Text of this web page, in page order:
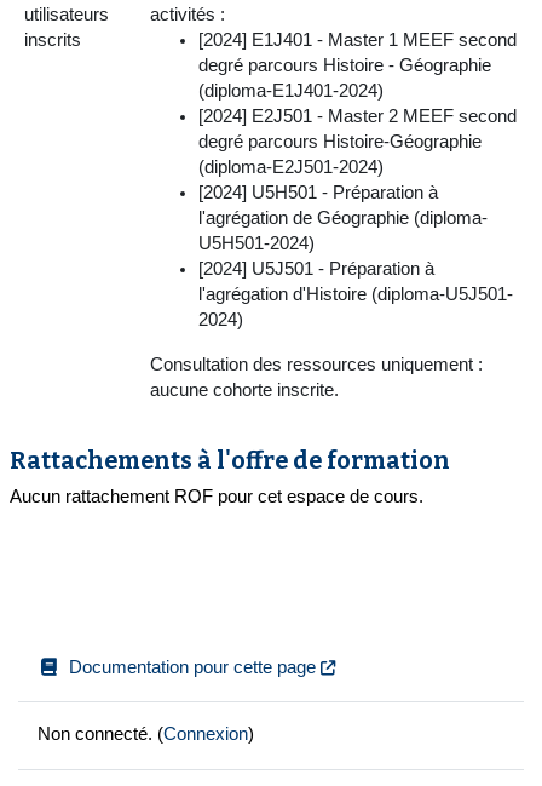
utilisateurs
inscrits
activités :
[2024] E1J401 - Master 1 MEEF second
degré parcours Histoire - Géographie
(diploma-E1J401-2024)
[2024] E2J501 - Master 2 MEEF second
degré parcours Histoire-Géographie
(diploma-E2J501-2024)
[2024] U5H501 - Préparation à
l'agrégation de Géographie (diploma-
U5H501-2024)
[2024] U5J501 - Préparation à
l'agrégation d'Histoire (diploma-U5J501-
2024)
Consultation des ressources uniquement :
aucune cohorte inscrite.
Rattachements à l'offre de formation
Aucun rattachement ROF pour cet espace de cours.
Documentation pour cette page
Non connecté. (Connexion)